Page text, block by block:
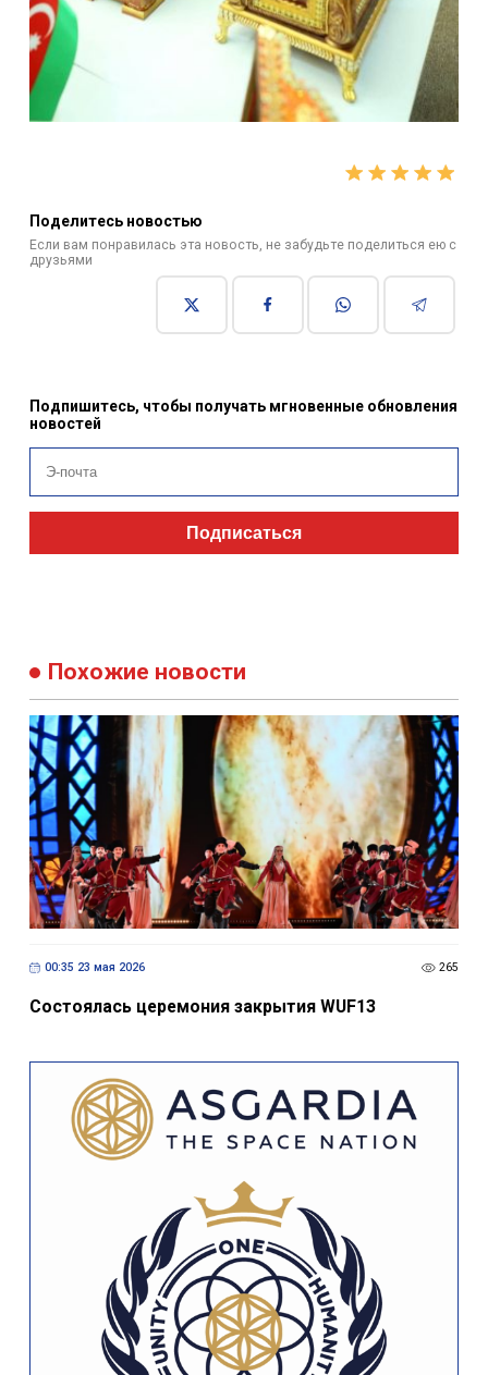
Поделитесь новостью
Если вам понравилась эта новость, не забудьте поделиться ею с
друзьями
Подпишитесь, чтобы получать мгновенные обновления
новостей
Подписаться
Похожие новости
00:35 23 мая 2026 265
Состоялась церемония закрытия WUF13